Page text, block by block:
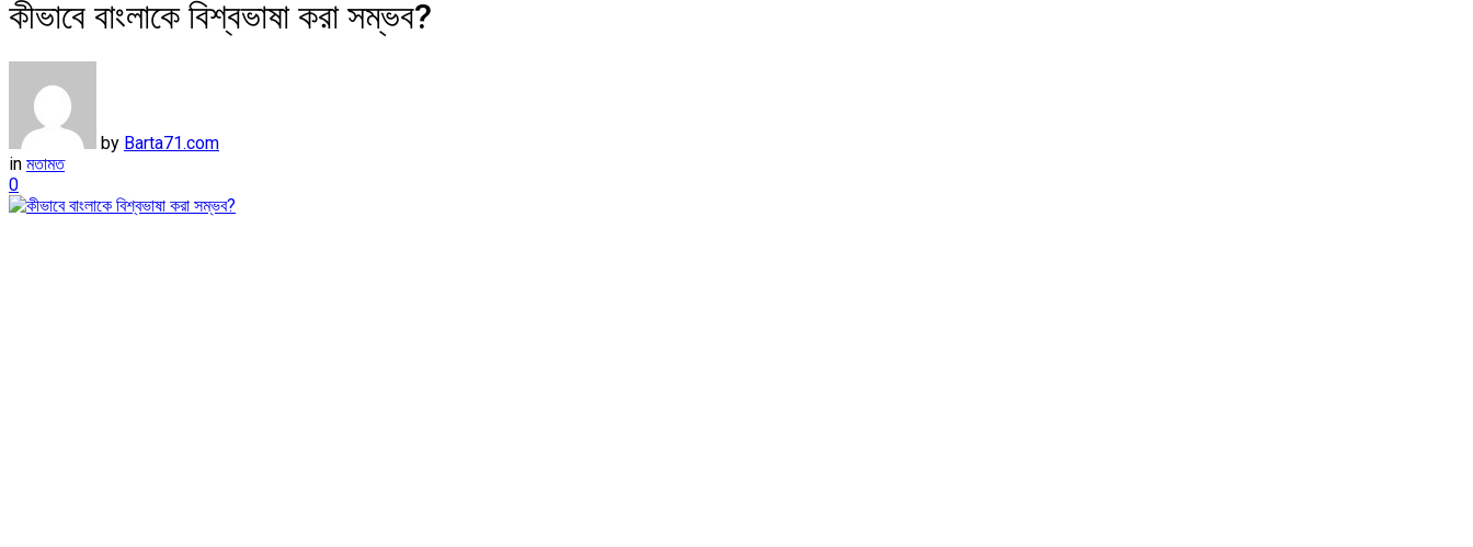
কীভাবে বাংলাকে বিশ্বভাষা করা সম্ভব?
by Barta71.com
in মতামত
0